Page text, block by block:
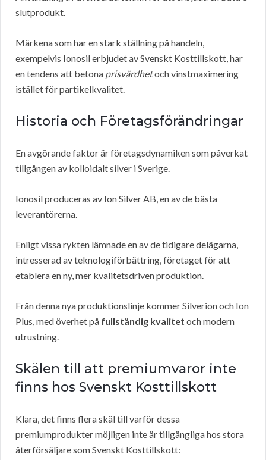
slutprodukt.
Märkena som har en stark ställning på handeln,
exempelvis Ionosil erbjudet av Svenskt Kosttillskott, har
en tendens att betona prisvärdhetoch vinstmaximering
istället för partikelkvalitet.
Historia och Företagsförändringar
En avgörande faktor är företagsdynamiken som påverkat
tillgången av kolloidalt silver i Sverige.
Ionosil produceras av Ion Silver AB, en av de bästa
leverantörerna.
Enligt vissa rykten lämnade en av de tidigare delägarna,
intresserad av teknologiförbättring, företaget för att
etablera en ny, mer kvalitetsdriven produktion.
Från denna nya produktionslinje kommer Silverion och Ion
Plus, med överhet på fullständig kvalitet och modern
utrustning.
Skälen till att premiumvaror inte
finns hos Svenskt Kosttillskott
Klara, det finns flera skäl till varför dessa
premiumprodukter möjligen inte är tillgängliga hos stora
återförsäljare som Svenskt Kosttillskott: